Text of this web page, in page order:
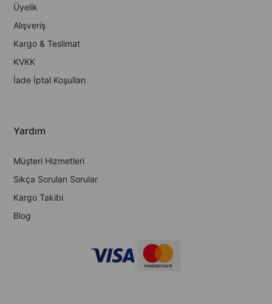
Üyelik
Alışveriş
Kargo & Teslimat
KVKK
İade İptal Koşulları
Yardım
Müşteri Hizmetleri
Sıkça Sorulan Sorular
Kargo Takibi
Blog